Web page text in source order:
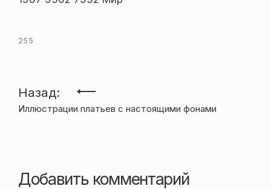
255
Навигация
по
Назад:
Иллюстрации платьев с настоящими фонами
Добавить комментарий